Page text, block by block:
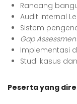
Rancang
Audit internal
Sistem
Gap
Implementasi
Studi kasus
Peserta yang